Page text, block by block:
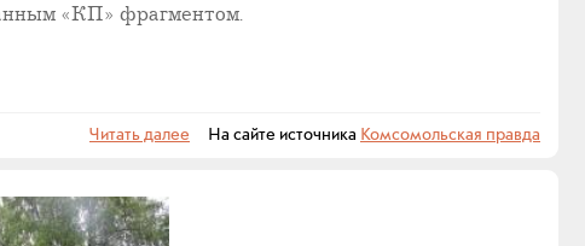
«КП» фрагментом.
Читать далее На сайте источника Комсомольская правда